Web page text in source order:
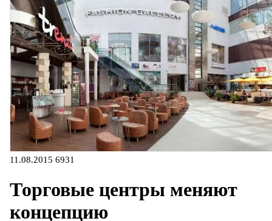
11.08.2015 6931
Торговые центры меняют
концепцию